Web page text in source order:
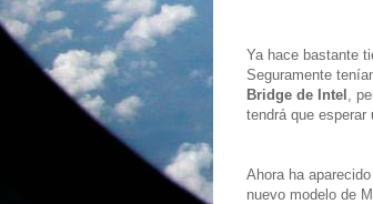
Ya hace bastante
Seguramente
Bridge de Intel ,
tendrá que
Ahora ha
nuevo modelo de